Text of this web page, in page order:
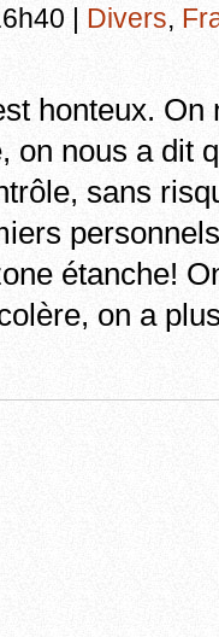
| Divers,
honteux.
on nous a dit
sans
étanche!
on a